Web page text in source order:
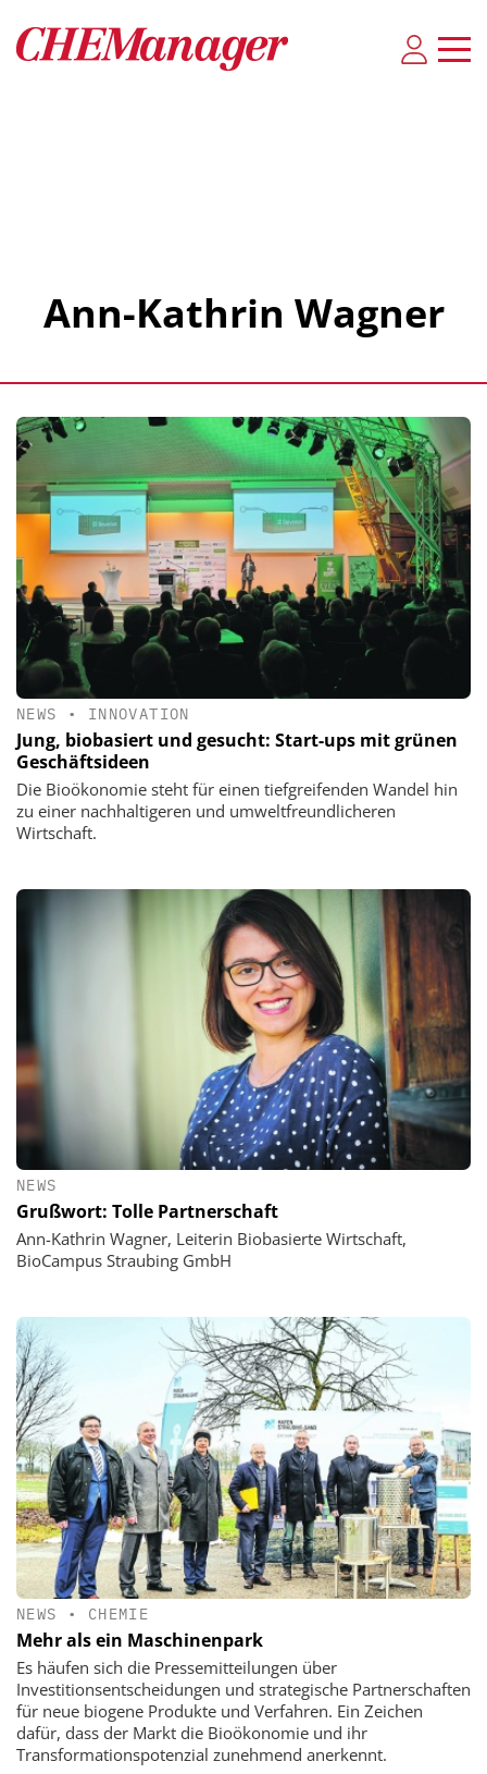
Ann-Kathrin Wagner
NEWS • INNOVATION
Jung, biobasiert und gesucht: Start-ups mit grünen
Geschäftsideen
Die Bioökonomie steht für einen tiefgreifenden Wandel hin
zu einer nachhaltigeren und umweltfreundlicheren
Wirtschaft.
NEWS
Grußwort: Tolle Partnerschaft
Ann-Kathrin Wagner, Leiterin Biobasierte Wirtschaft,
BioCampus Straubing GmbH
NEWS • CHEMIE
Mehr als ein Maschinenpark
Es häufen sich die Pressemitteilungen über
Investitionsentscheidungen und strategische Partnerschaften
für neue biogene Produkte und Verfahren. Ein Zeichen
dafür, dass der Markt die Bioökonomie und ihr
Transformationspotenzial zunehmend anerkennt.